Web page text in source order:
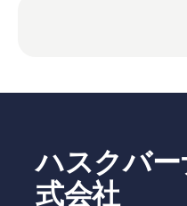
ハスクバ
式会社